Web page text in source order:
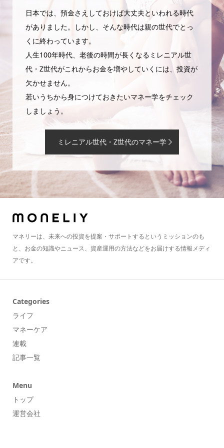
日本では、預金さえしておけば大丈夫といわれる時代
がありました。しかし、そんな時代は親の世代でとっ
くに終わっています。
人生100年時代、老後の時間が長くなるミレニアル世
代・Z世代がこれからお金を増やしていくには、投資が
欠かせません。
若いうちから身につけておきたいマネー学をチェック
しましょう。
ミレニアル世代・Z世代のマネー学
マネリーは、未来への投資を提案・サポートするというミッションのも
と、お金の知識やニュース、資産運用の方法などをお届けする情報メディ
アです。
Categories
ライフ
マネーケア
連載
記事一覧
Menu
トップ
運営会社